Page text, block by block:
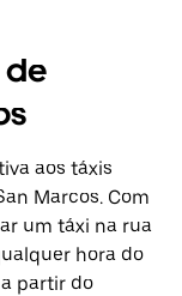
de
aos táxis
Marcos. Com
um táxi na rua
hora do
partir do